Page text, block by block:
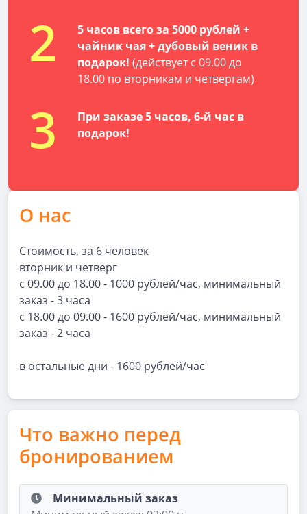
2
5 часов всего за 5000 рублей +
чайник чая + дубовый веник в
подарок! (действует с 09.00 до
18.00 по вторникам и четвергам)
3
При заказе 5 часов, 6-й час в
подарок!
О нас
Стоимость, за 6 человек
вторник и четверг
с 09.00 до 18.00 - 1000 рублей/час, минимальный
заказ - 3 часа
с 18.00 до 09.00 - 1600 рублей/час, минимальный
заказ - 2 часа
в остальные дни - 1600 рублей/час
Что важно перед
бронированием
Минимальный заказ